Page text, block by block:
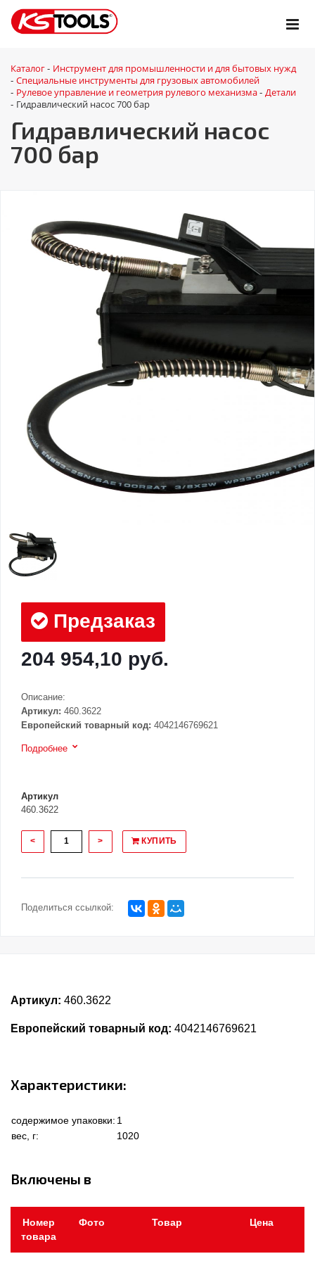
Каталог - Инструмент для промышленности и для бытовых нужд
- Специальные инструменты для грузовых автомобилей
- Рулевое управление и геометрия рулевого механизма - Детали
- Гидравлический насос 700 бар
Гидравлический насос
700 бар
Предзаказ
204 954,10 руб.
Описание:
Артикул: 460.3622
Европейский товарный код: 4042146769621
Подробнее
Артикул
460.3622
< > КУПИТЬ
Поделиться ссылкой:
Артикул: 460.3622
Европейский товарный код: 4042146769621
Характеристики:
содержимое упаковки: 1
вес, г:
1020
Включены в
Номер
товара
Фото Товар Цена